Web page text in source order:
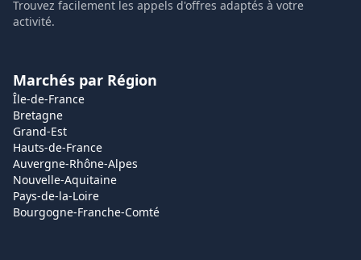
Trouvez facilement les appels d'offres adaptés à votre
activité.
Marchés par Région
Île-de-France
Bretagne
Grand-Est
Hauts-de-France
Auvergne-Rhône-Alpes
Nouvelle-Aquitaine
Pays-de-la-Loire
Bourgogne-Franche-Comté